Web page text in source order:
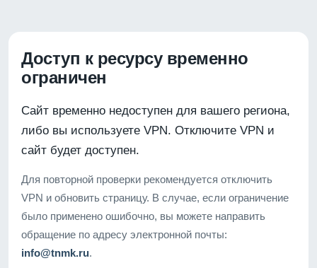
Доступ к ресурсу временно
ограничен
Сайт временно недоступен для вашего региона,
либо вы используете VPN. Отключите VPN и
сайт будет доступен.
Для повторной проверки рекомендуется отключить
VPN и обновить страницу. В случае, если ограничение
было применено ошибочно, вы можете направить
обращение по адресу электронной почты:
info@tnmk.ru.